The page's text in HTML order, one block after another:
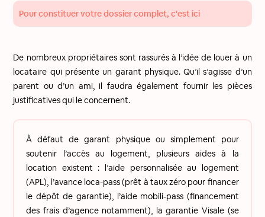
Pour constituer votre dossier complet, c'est ici
De nombreux propriétaires sont rassurés à l’idée de louer à un
locataire qui présente un garant physique. Qu’il s’agisse d’un
parent ou d’un ami, il faudra également fournir les pièces
justificatives qui le concernent.
À défaut de garant physique ou simplement pour
soutenir l’accès au logement, plusieurs aides à la
location existent : l’aide personnalisée au logement
(APL), l’avance loca-pass (prêt à taux zéro pour financer
le dépôt de garantie), l’aide mobili-pass (financement
des frais d’agence notamment), la garantie Visale (se